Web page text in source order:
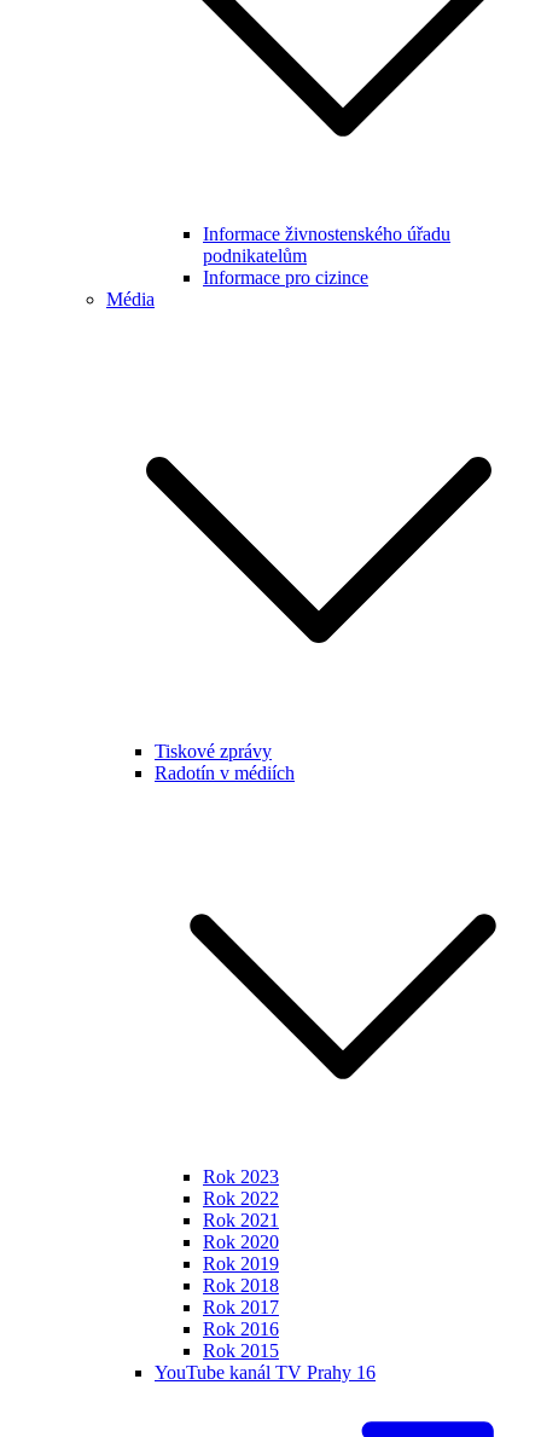
Informace živnostenského úřadu
podnikatelům
Informace pro cizince
Média
Tiskové zprávy
Radotín v médiích
Rok 2023
Rok 2022
Rok 2021
Rok 2020
Rok 2019
Rok 2018
Rok 2017
Rok 2016
Rok 2015
YouTube kanál TV Prahy 16